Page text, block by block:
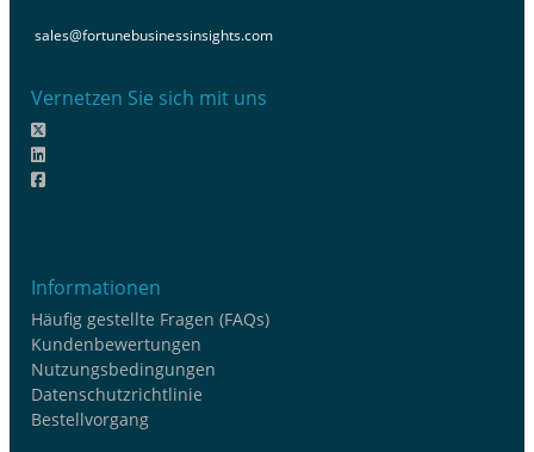
sales@fortunebusinessinsights.com
Vernetzen Sie sich mit uns
Informationen
Häufig gestellte Fragen (FAQs)
Kundenbewertungen
Nutzungsbedingungen
Datenschutzrichtlinie
Bestellvorgang